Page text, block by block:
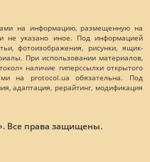
на информацию, размещенную на
не указано иное. Под информацией
фотоизображения, рисунки, ящик-
При использовании материалов,
наличие гиперссылки открытого
на protocol.ua обязательна. Под
адаптация, рерайтинг, модификация
Все права защищены.